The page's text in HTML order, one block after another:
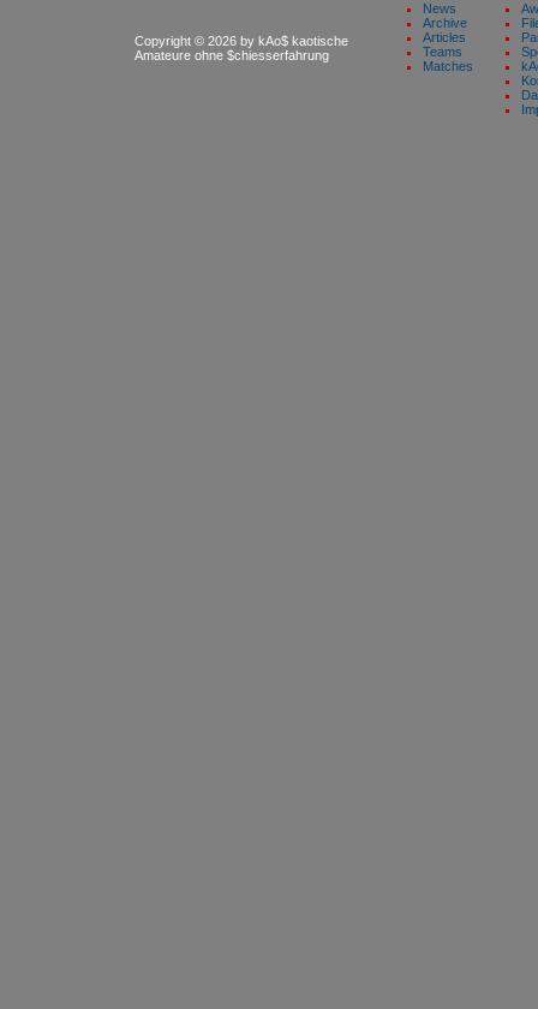
Copyright © 2026 by kAo$ kaotische
Amateure ohne $chiesserfahrung
News
Archive
Articles
Teams
Matches